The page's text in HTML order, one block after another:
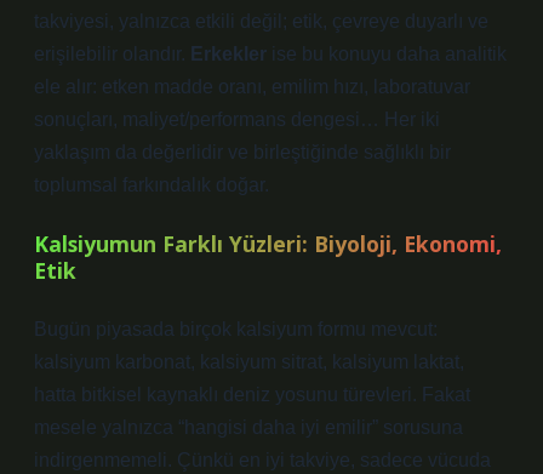
takviyesi, yalnızca etkili değil; etik, çevreye duyarlı ve
erişilebilir olandır. Erkekler ise bu konuyu daha analitik
ele alır: etken madde oranı, emilim hızı, laboratuvar
sonuçları, maliyet/performans dengesi… Her iki
yaklaşım da değerlidir ve birleştiğinde sağlıklı bir
toplumsal farkındalık doğar.
Kalsiyumun Farklı Yüzleri: Biyoloji, Ekonomi,
Etik
Bugün piyasada birçok kalsiyum formu mevcut:
kalsiyum karbonat, kalsiyum sitrat, kalsiyum laktat,
hatta bitkisel kaynaklı deniz yosunu türevleri. Fakat
mesele yalnızca “hangisi daha iyi emilir” sorusuna
indirgenmemeli. Çünkü en iyi takviye, sadece vücuda